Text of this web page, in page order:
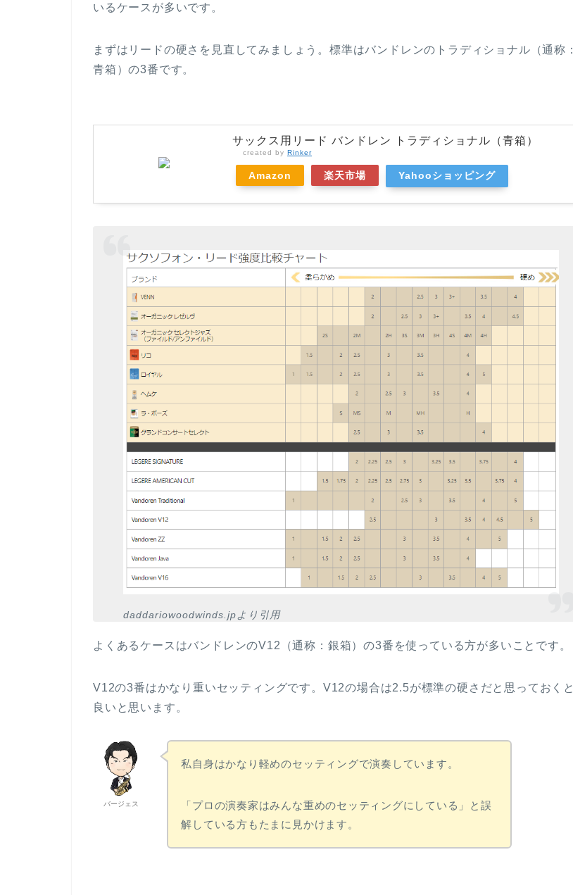
いるケースが多いです。
まずはリードの硬さを見直してみましょう。標準はバンドレンのトラディショナル（通称：
青箱）の3番です。
サックス用リード バンドレン トラディショナル（青箱）
created by Rinker
Amazon 楽天市場 Yahooショッピング
daddariowoodwinds.jpより引用
よくあるケースはバンドレンのV12（通称：銀箱）の3番を使っている方が多いことです。
V12の3番はかなり重いセッティングです。V12の場合は2.5が標準の硬さだと思っておくと
良いと思います。
バージェス
私自身はかなり軽めのセッティングで演奏しています。
「プロの演奏家はみんな重めのセッティングにしている」と誤
解している方もたまに見かけます。